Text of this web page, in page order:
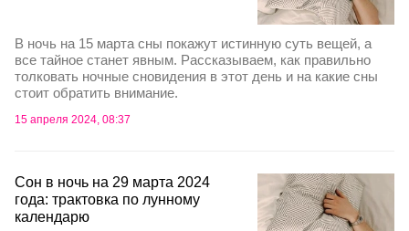
В ночь на 15 марта сны покажут истинную суть вещей, а
все тайное станет явным. Рассказываем, как правильно
толковать ночные сновидения в этот день и на какие сны
стоит обратить внимание.
15 апреля 2024, 08:37
Сон в ночь на 29 марта 2024
года: трактовка по лунному
календарю